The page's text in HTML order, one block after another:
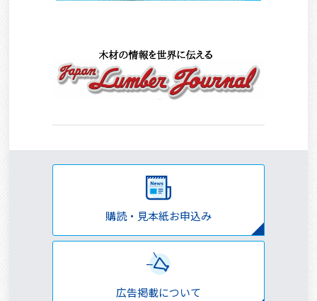
購読・見本紙お申込み
広告掲載について